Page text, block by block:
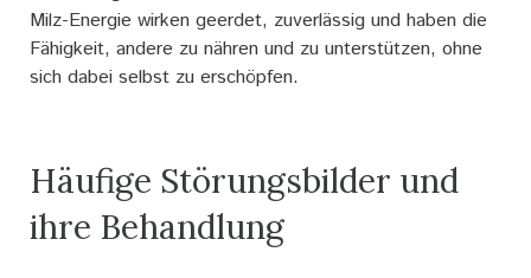
Milz-Energie wirken geerdet, zuverlässig und haben die
Fähigkeit, andere zu nähren und zu unterstützen, ohne
sich dabei selbst zu erschöpfen.
Häufige Störungsbilder und
ihre Behandlung